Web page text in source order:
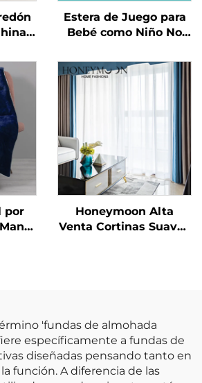
y
Estera de Juego para
Bebé como Niño No
Estera Plegable para
Gimnasio Infantil
Esteras de Juego
por
Honeymoon Alta
Venta Cortinas Suaves
'fundas de almohada
específicamente a fundas de
diseñadas pensando tanto en
función. A diferencia de las